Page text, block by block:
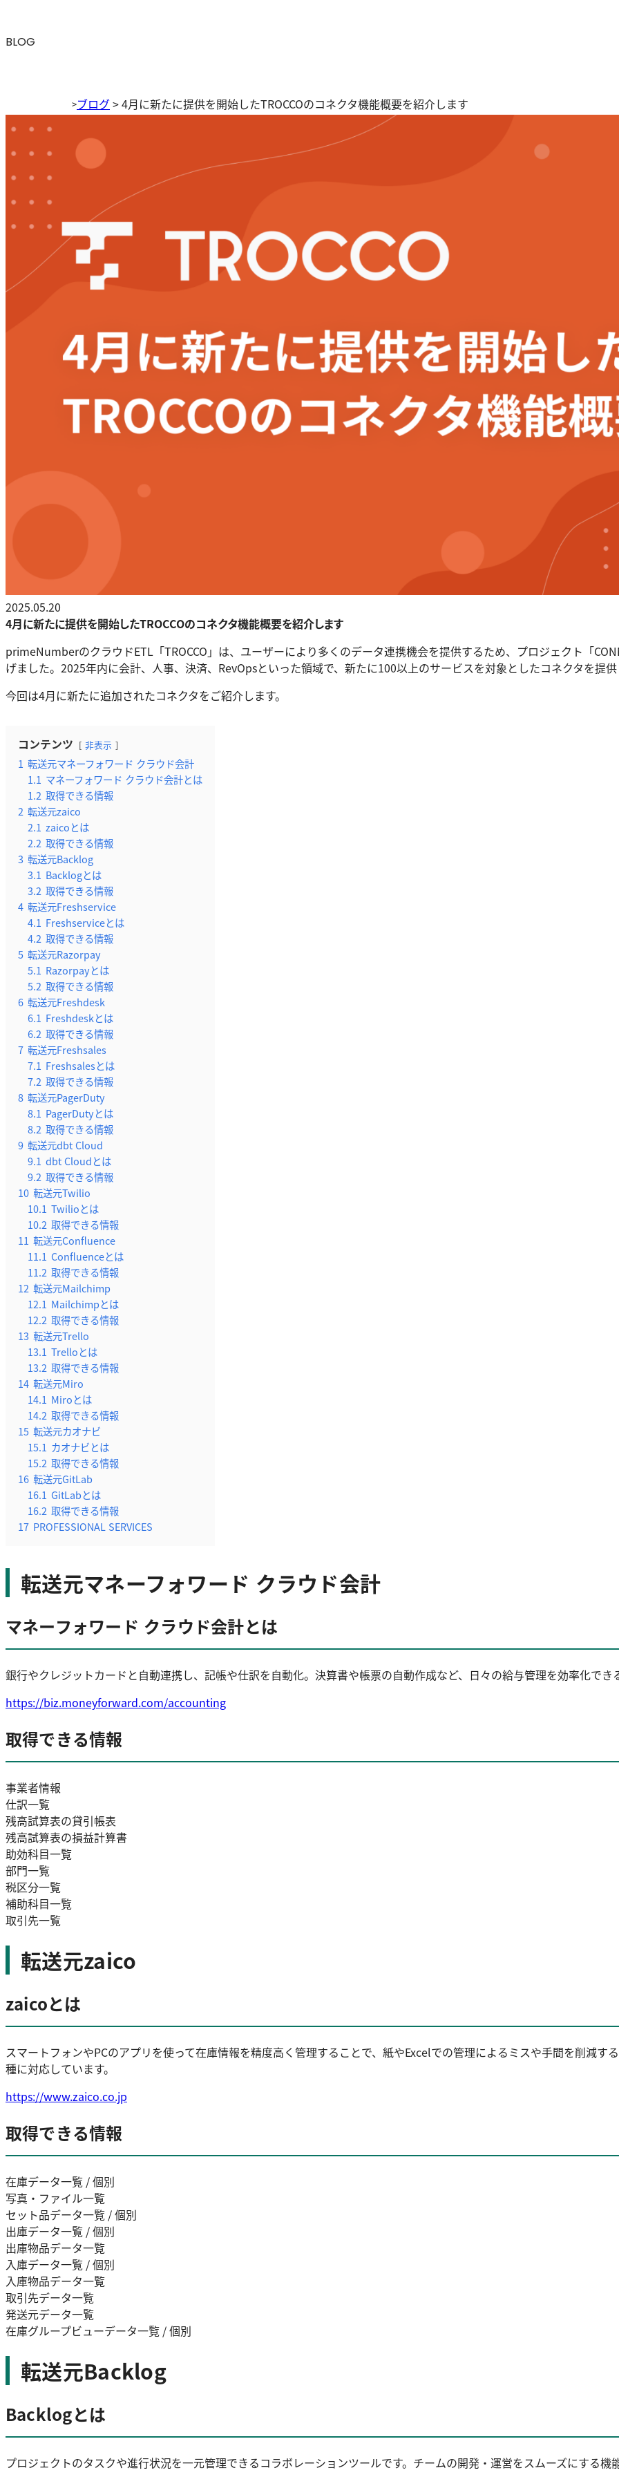
BLOG
>ブログ>4月に新たに提供を開始したTROCCOのコネクタ機能概要を紹介します
2025.05.20
4月に新たに提供を開始したTROCCOのコネクタ機能概要を紹介します
primeNumberのクラウドETL「TROCCO」は、ユーザーにより多くのデータ連携機会を提供するため、プロジェクト「
げました。2025年内に会計、人事、決済、RevOpsといった領域で、新たに100以上のサービスを対象としたコネクタを提供
今回は4月に新たに追加されたコネクタをご紹介します。
コンテンツ 非表示
1 転送元マネーフォワード クラウド会計
1.1 マネーフォワード クラウド会計とは
1.2 取得できる情報
2 転送元zaico
2.1 zaicoとは
2.2 取得できる情報
3 転送元Backlog
3.1 Backlogとは
3.2 取得できる情報
4 転送元Freshservice
4.1 Freshserviceとは
4.2 取得できる情報
5 転送元Razorpay
5.1 Razorpayとは
5.2 取得できる情報
6 転送元Freshdesk
6.1 Freshdeskとは
6.2 取得できる情報
7 転送元Freshsales
7.1 Freshsalesとは
7.2 取得できる情報
8 転送元PagerDuty
8.1 PagerDutyとは
8.2 取得できる情報
9 転送元dbt Cloud
9.1 dbt Cloudとは
9.2 取得できる情報
10 転送元Twilio
10.1 Twilioとは
10.2 取得できる情報
11 転送元Confluence
11.1 Confluenceとは
11.2 取得できる情報
12 転送元Mailchimp
12.1 Mailchimpとは
12.2 取得できる情報
13 転送元Trello
13.1 Trelloとは
13.2 取得できる情報
14 転送元Miro
14.1 Miroとは
14.2 取得できる情報
15 転送元カオナビ
15.1 カオナビとは
15.2 取得できる情報
16 転送元GitLab
16.1 GitLabとは
16.2 取得できる情報
17 PROFESSIONAL SERVICES
転送元マネーフォワード クラウド会計
マネーフォワード クラウド会計とは
銀行やクレジットカードと自動連携し、記帳や仕訳を自動化。決算書や帳票の自動作成など、日々の給与管理を効率化でき
https://biz.moneyforward.com/accounting
取得できる情報
事業者情報
仕訳一覧
残高試算表の貸引帳表
残高試算表の損益計算書
助効科目一覧
部門一覧
税区分一覧
補助科目一覧
取引先一覧
転送元zaico
zaicoとは
スマートフォンやPCのアプリを使って在庫情報を精度高く管理することで、紙やExcelでの管理によるミスや手間を削減す
種に対応しています。
https://www.zaico.co.jp
取得できる情報
在庫データ一覧 / 個別
写真・ファイル一覧
セット品データ一覧 / 個別
出庫データ一覧 / 個別
出庫物品データ一覧
入庫データ一覧 / 個別
入庫物品データ一覧
取引先データ一覧
発送元データ一覧
在庫グループビューデータ一覧 / 個別
転送元Backlog
Backlogとは
プロジェクトのタスクや進行状況を一元管理できるコラボレーションツールです。チームの開発・運営をスムーズにする機